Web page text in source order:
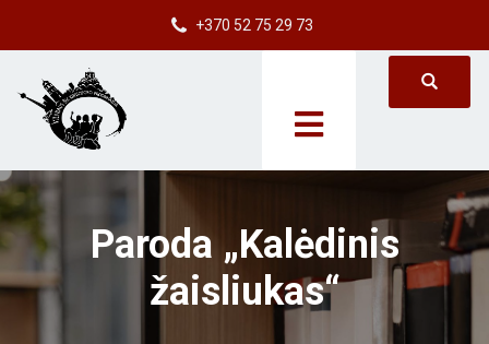
+370 52 75 29 73
Paroda „Kalėdinis
žaisliukas“